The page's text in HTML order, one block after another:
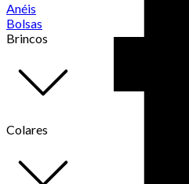
Anéis
Bolsas
Brincos
Colares